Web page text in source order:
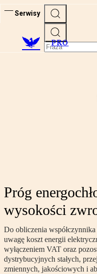
Serwisy
PRO
Próg
wysokości
Do obliczenia
uwagę koszt energii
wyłączeniem VAT oraz
dystrybucyjnych stałych,
zmiennych, jakościowych i